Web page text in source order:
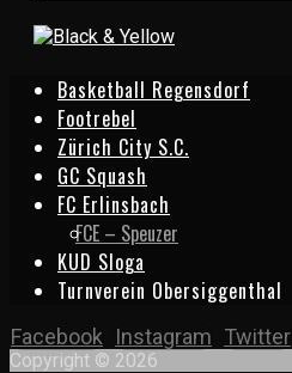
Basketball Regensdorf
Footrebel
Zürich City S.C.
GC Squash
FC Erlinsbach
FCE – Speuzer
KUD Sloga
Turnverein Obersiggenthal
Facebook Instagram Twitter
Copyright © 2026